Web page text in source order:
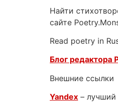
Найти
сайте
Read poetry in
Блог редактора
Внешние ссылки
Yandex – лучший